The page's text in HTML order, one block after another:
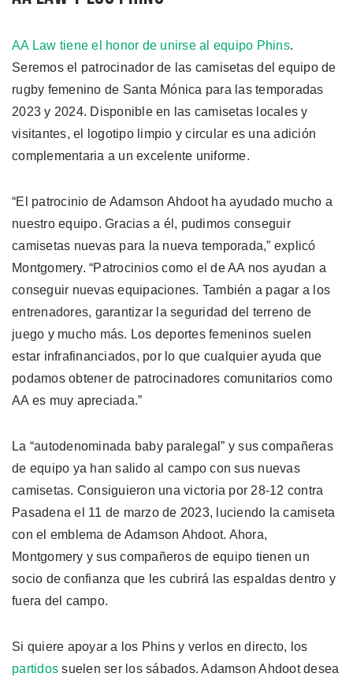
AA Law tiene el honor de unirse al equipo Phins.
Seremos el patrocinador de las camisetas del equipo de
rugby femenino de Santa Mónica para las temporadas
2023 y 2024. Disponible en las camisetas locales y
visitantes, el logotipo limpio y circular es una adición
complementaria a un excelente uniforme.
“El patrocinio de Adamson Ahdoot ha ayudado mucho a
nuestro equipo. Gracias a él, pudimos conseguir
camisetas nuevas para la nueva temporada,” explicó
Montgomery. “Patrocinios como el de AA nos ayudan a
conseguir nuevas equipaciones. También a pagar a los
entrenadores, garantizar la seguridad del terreno de
juego y mucho más. Los deportes femeninos suelen
estar infrafinanciados, por lo que cualquier ayuda que
podamos obtener de patrocinadores comunitarios como
AA es muy apreciada.”
La “autodenominada baby paralegal” y sus compañeras
de equipo ya han salido al campo con sus nuevas
camisetas. Consiguieron una victoria por 28-12 contra
Pasadena el 11 de marzo de 2023, luciendo la camiseta
con el emblema de Adamson Ahdoot. Ahora,
Montgomery y sus compañeros de equipo tienen un
socio de confianza que les cubrirá las espaldas dentro y
fuera del campo.
Si quiere apoyar a los Phins y verlos en directo, los
partidos suelen ser los sábados. Adamson Ahdoot desea